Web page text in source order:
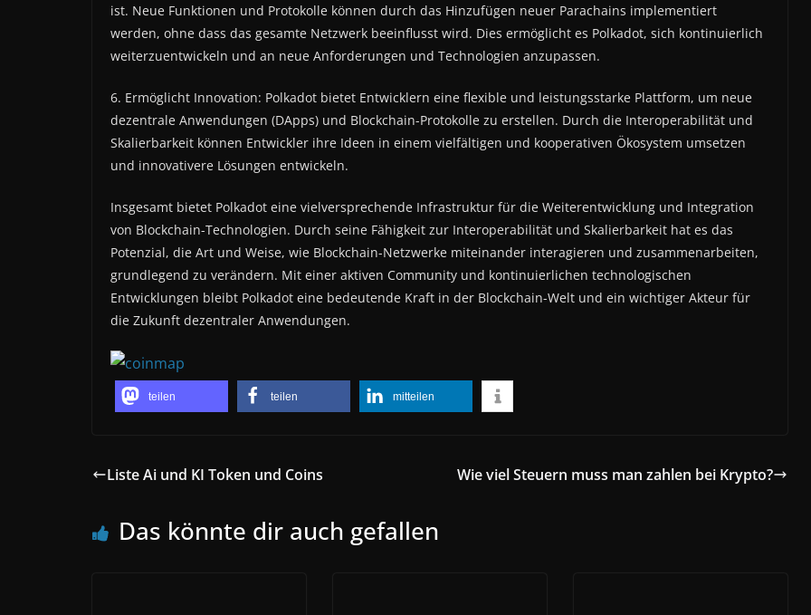
ist. Neue Funktionen und Protokolle können durch das Hinzufügen neuer Parachains implementiert
werden, ohne dass das gesamte Netzwerk beeinflusst wird. Dies ermöglicht es Polkadot, sich kontinuierlich
weiterzuentwickeln und an neue Anforderungen und Technologien anzupassen.
6. Ermöglicht Innovation: Polkadot bietet Entwicklern eine flexible und leistungsstarke Plattform, um neue
dezentrale Anwendungen (DApps) und Blockchain-Protokolle zu erstellen. Durch die Interoperabilität und
Skalierbarkeit können Entwickler ihre Ideen in einem vielfältigen und kooperativen Ökosystem umsetzen
und innovativere Lösungen entwickeln.
Insgesamt bietet Polkadot eine vielversprechende Infrastruktur für die Weiterentwicklung und Integration
von Blockchain-Technologien. Durch seine Fähigkeit zur Interoperabilität und Skalierbarkeit hat es das
Potenzial, die Art und Weise, wie Blockchain-Netzwerke miteinander interagieren und zusammenarbeiten,
grundlegend zu verändern. Mit einer aktiven Community und kontinuierlichen technologischen
Entwicklungen bleibt Polkadot eine bedeutende Kraft in der Blockchain-Welt und ein wichtiger Akteur für
die Zukunft dezentraler Anwendungen.
teilen teilen mitteilen
Liste Ai und KI Token und Coins Wie viel Steuern muss man zahlen bei Krypto?
Das könnte dir auch gefallen